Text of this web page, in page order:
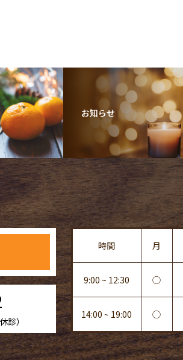
お知らせ
）
時間 月
9:00 ~ 12:30 ◯
14:00 ~ 19:00 ◯